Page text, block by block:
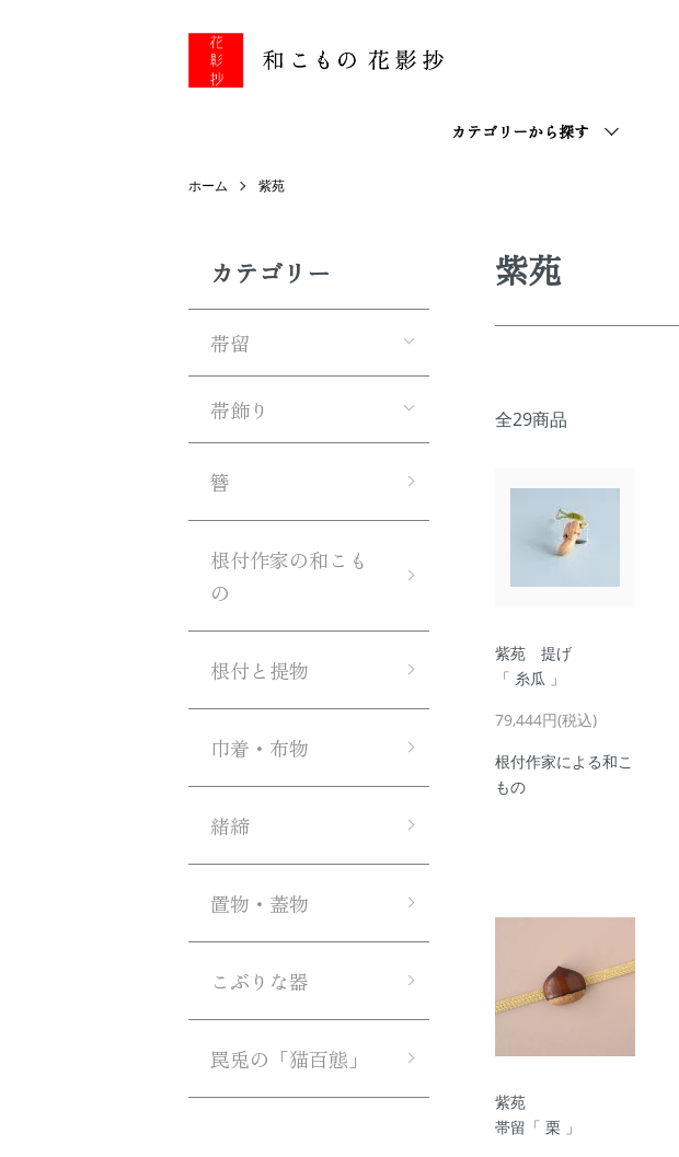
カテゴリーから探す
ホーム 紫苑
紫苑
全29商品
紫苑 提げ
「 糸瓜 」
79,444円(税込)
根付作家による和こ
もの
紫苑
帯留「 栗 」
カテゴリー
帯留
帯飾り
簪
根付作家の和こも
の
根付と提物
巾着・布物
緒締
置物・蓋物
こぶりな器
罠兎の「猫百態」